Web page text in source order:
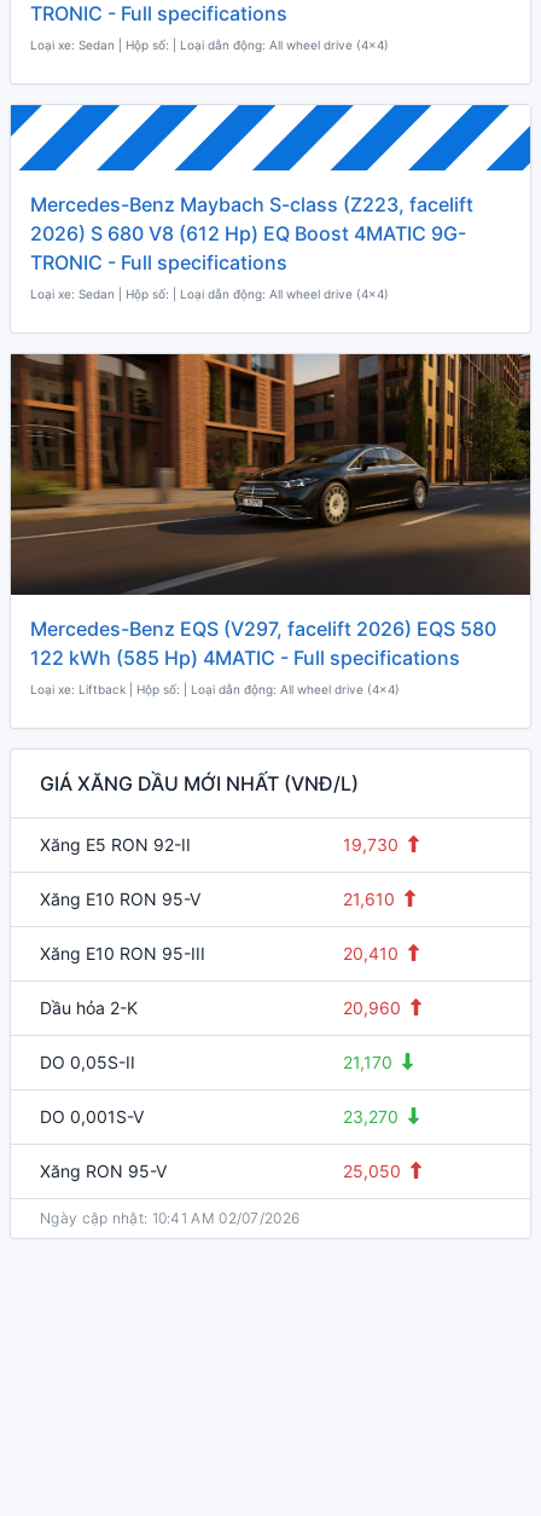
TRONIC - Full specifications
Loại xe: Sedan | Hộp số: | Loại dẫn động: All wheel drive (4x4)
Mercedes-Benz Maybach S-class (Z223, facelift
2026) S 680 V8 (612 Hp) EQ Boost 4MATIC 9G-
TRONIC - Full specifications
Loại xe: Sedan | Hộp số: | Loại dẫn động: All wheel drive (4x4)
Mercedes-Benz EQS (V297, facelift 2026) EQS 580
122 kWh (585 Hp) 4MATIC - Full specifications
Loại xe: Liftback | Hộp số: | Loại dẫn động: All wheel drive (4x4)
GIÁ XĂNG DẦU MỚI NHẤT (VNĐ/L)
Xăng E5 RON 92-II 19,730
Xăng E10 RON 95-V 21,610
Xăng E10 RON 95-III 20,410
Dầu hỏa 2-K 20,960
DO 0,05S-II 21,170
DO 0,001S-V 23,270
Xăng RON 95-V 25,050
Ngày cập nhật: 10:41 AM 02/07/2026